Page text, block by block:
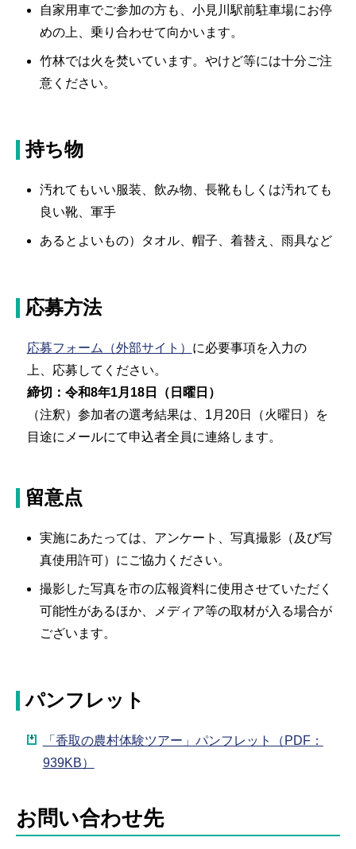
自家用車でご参加の方も、小見川駅前駐車場にお停
めの上、乗り合わせて向かいます。
竹林では火を焚いています。やけど等には十分ご注
意ください。
持ち物
汚れてもいい服装、飲み物、長靴もしくは汚れても
良い靴、軍手
あるとよいもの）タオル、帽子、着替え、雨具など
応募方法
応募フォーム（外部サイト） に必要事項を入力の
上、応募してください。
締切：令和8年1月18日（日曜日）
（注釈）参加者の選考結果は、1月20日（火曜日）を
目途にメールにて申込者全員に連絡します。
留意点
実施にあたっては、アンケート、写真撮影（及び写
真使用許可）にご協力ください。
撮影した写真を市の広報資料に使用させていただく
可能性があるほか、メディア等の取材が入る場合が
ございます。
パンフレット
「香取の農村体験ツアー」パンフレット（PDF：
939KB）
お問い合わせ先